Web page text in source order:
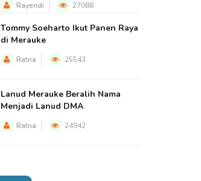
Rayendi 27088
Tommy Soeharto Ikut Panen Raya
di Merauke
Ratna 25543
Lanud Merauke Beralih Nama
Menjadi Lanud DMA
Ratna 24942